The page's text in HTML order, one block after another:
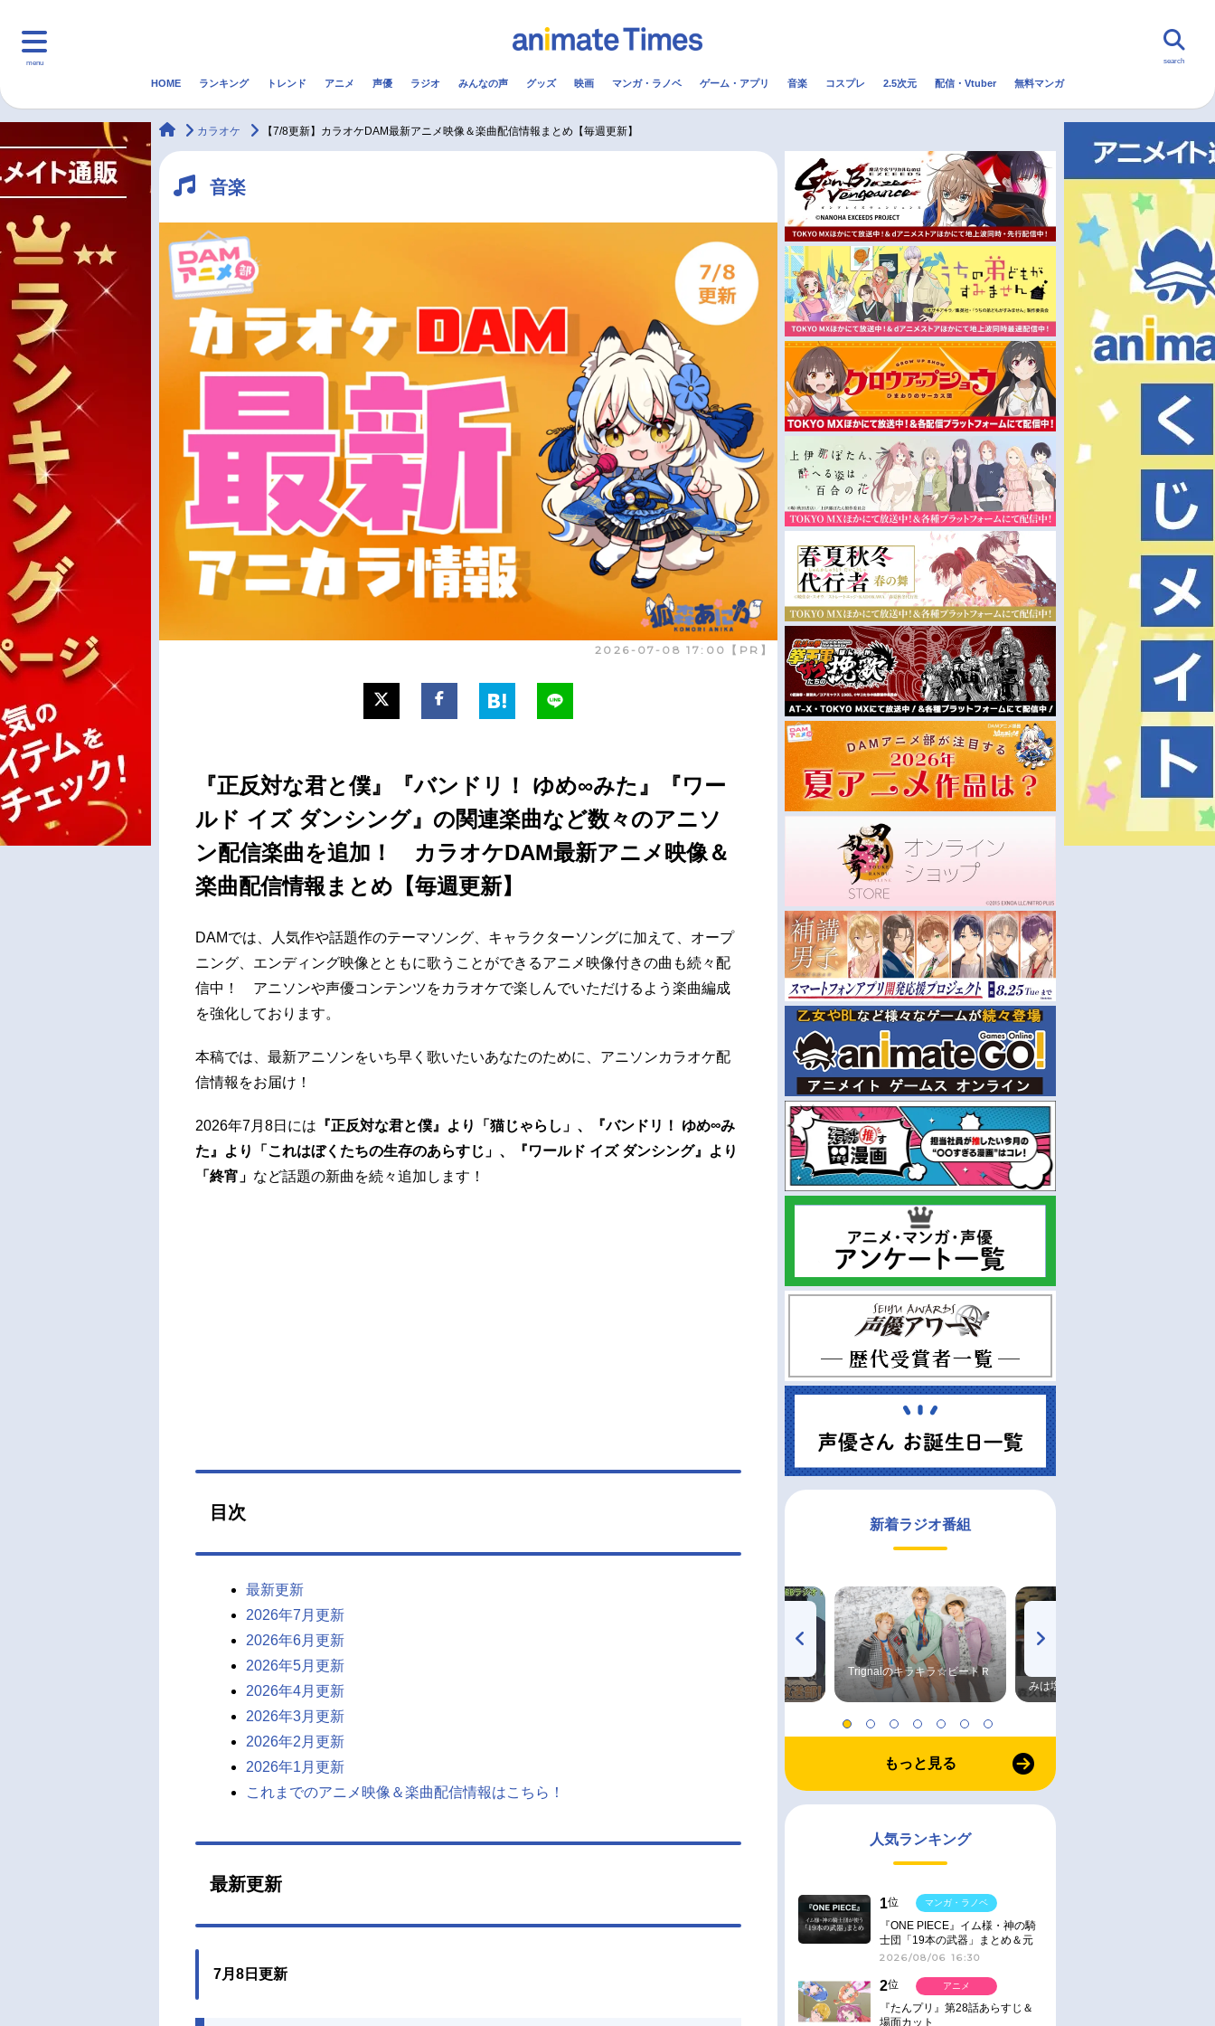
menu
マンガ・ラノベ ゲーム・アプリ 配信・Vtuber トレンド 無料マンガ
今期アニメ曜日別一覧
春アニメ
夏アニメ
秋アニメ
冬アニメ
FOLLOW US
search
HOME ランキング トレンド アニメ 声優 ラジオ みんなの声 グッズ 映画 マンガ・ラノベ ゲーム・アプリ 音楽 コスプレ 2.5次元 配信・Vtuber 無料マンガ
animateTimes
カラオケ 【7/8更新】カラオケDAM最新アニメ映像＆楽曲配信情報まとめ【毎週更新】
音楽
2026-07-08 17:00【PR】
『正反対な君と僕』『バンドリ！ ゆめ∞みた』『ワー
ルド イズ ダンシング』の関連楽曲など数々のアニソ
ン配信楽曲を追加！ カラオケDAM最新アニメ映像＆
楽曲配信情報まとめ【毎週更新】
DAMでは、人気作や話題作のテーマソング、キャラクターソングに加えて、オープ
ニング、エンディング映像とともに歌うことができるアニメ映像付きの曲も続々配
信中！ アニソンや声優コンテンツをカラオケで楽しんでいただけるよう楽曲編成
を強化しております。
本稿では、最新アニソンをいち早く歌いたいあなたのために、アニソンカラオケ配
信情報をお届け！
2026年7月8日には 『正反対な君と僕』より「猫じゃらし」、『バンドリ！ ゆめ∞み
た』より「これはぼくたちの生存のあらすじ」、『ワールド イズ ダンシング』より
「終宵」 など話題の新曲を続々追加します！
目次
最新更新
2026年7月更新
2026年6月更新
2026年5月更新
2026年4月更新
2026年3月更新
2026年2月更新
2026年1月更新
これまでのアニメ映像＆楽曲配信情報はこちら！
最新更新
7月8日更新
新着ラジオ番組
Trignalのキラキラ☆ビートＲ
みは塩だけ
もっと見る
人気ランキング
1位
『ONE PIECE』イム様・神の騎
士団「19本の武器」まとめ＆元
ネタ
2026/08/06 16:30
マンガ・ラノベ
2位
『たんプリ』第28話あらすじ＆
場面カット
アニメ